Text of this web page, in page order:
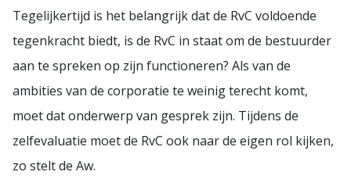
Tegelijkertijd is het belangrijk dat de RvC voldoende
tegenkracht biedt, is de RvC in staat om de bestuurder
aan te spreken op zijn functioneren? Als van de
ambities van de corporatie te weinig terecht komt,
moet dat onderwerp van gesprek zijn. Tijdens de
zelfevaluatie moet de RvC ook naar de eigen rol kijken,
zo stelt de Aw.